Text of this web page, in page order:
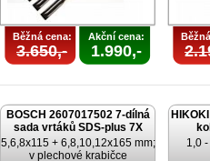
Běžná cena:
3.650,-
Akční cena:
1.990,-
BOSCH 2607017502 7-dílná
sada vrtáků SDS-plus 7X
5,6,8x115 + 6,8,10,12x165 mm;
v plechové krabičce
1,0